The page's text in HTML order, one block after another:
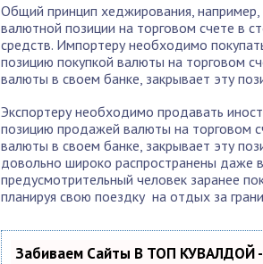
Общий принцип хеджирования,
валютной позиции на торговом счете в
средств. Импортеру необходимо
позицию покупкой валюты на торговом
валюты в своем банке, закрывает эту
Экспортеру необходимо продавать
позицию продажей валюты на торговом
валюты в своем банке, закрывает эту
довольно широко распространены даже
предусмотрительный человек заранее
планируя свою поездку на отдых за
Забиваем Сайты В ТОП КУВАЛДОЙ -